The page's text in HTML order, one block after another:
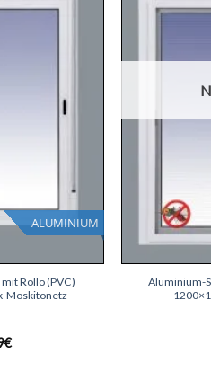
ALUMINIUM
Rollo (PVC)
Moskitonetz
€Aktueller
+
Aluminium-